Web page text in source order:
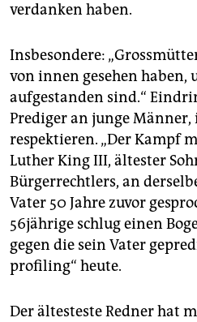
verdanken haben.
Insbesondere:
von innen gesehen haben,
aufgestanden sind.“
Prediger an junge Männer,
respektieren. „Der Kampf
Luther King III, ältester
Bürgerrechtlers, an
Vater 50 Jahre zuvor
56jährige schlug einen
gegen die sein Vater
profiling“ heute.
Der ältesteste Redner hat